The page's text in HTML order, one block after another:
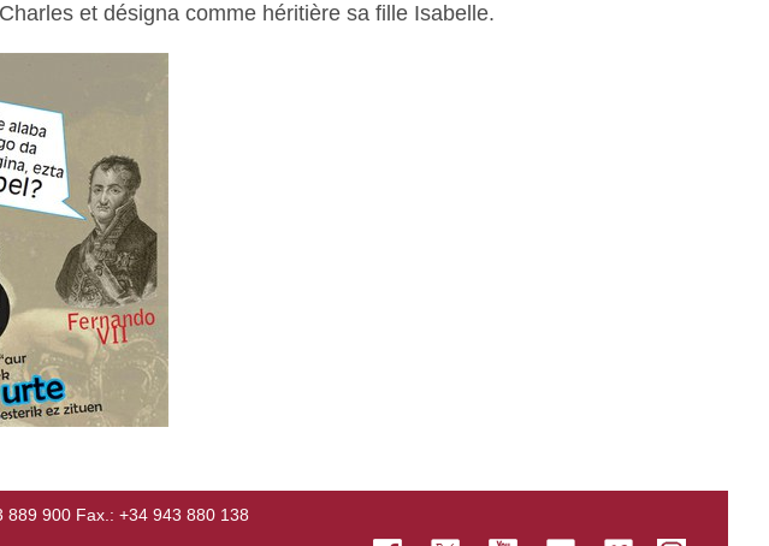
et désigna comme héritière sa fille Isabelle.
889 900 Fax.: +34 943 880 138